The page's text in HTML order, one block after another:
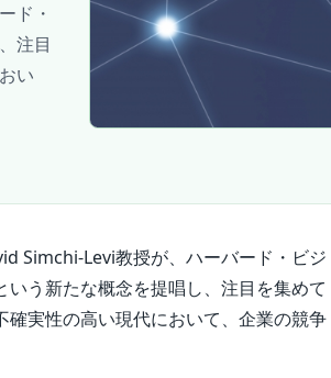
ド・
注目
い
Simchi-Levi教授が、ハーバード・ビジ
う新たな概念を提唱し、注目を集めて
実性の高い現代において、企業の競争